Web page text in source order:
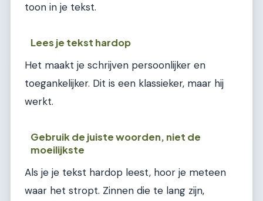
toon in je tekst.
Lees je tekst hardop
Het maakt je schrijven persoonlijker en
toegankelijker. Dit is een klassieker, maar hij
werkt.
Gebruik de juiste woorden, niet de
moeilijkste
Als je je tekst hardop leest, hoor je meteen
waar het stropt. Zinnen die te lang zijn,